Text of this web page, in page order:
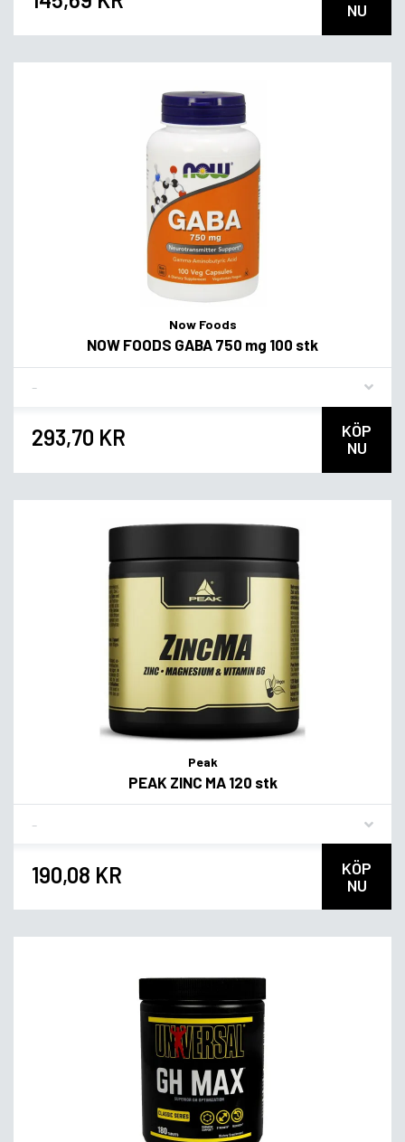
NU
Now Foods
NOW FOODS GABA 750 mg 100 stk
293,70 KR
KÖP
NU
Peak
PEAK ZINC MA 120 stk
190,08 KR
KÖP
NU